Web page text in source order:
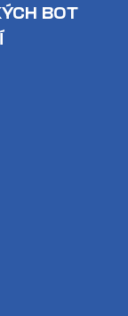
BOT